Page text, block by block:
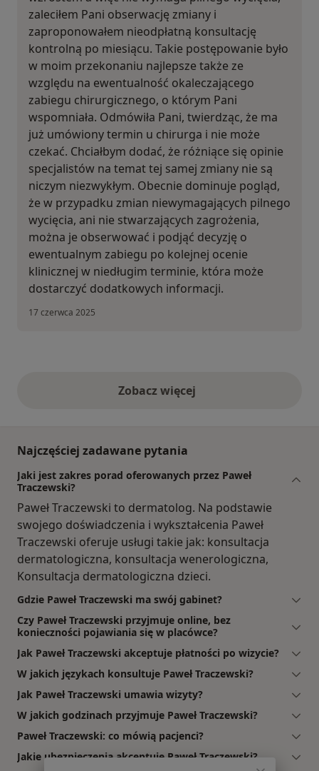
zaleciłem Pani obserwację zmiany i
zaproponowałem nieodpłatną konsultację
kontrolną po miesiącu. Takie postępowanie było
w moim przekonaniu najlepsze także ze
względu na ewentualność okaleczającego
zabiegu chirurgicznego, o którym Pani
wspomniała. Odmówiła Pani, twierdząc, że ma
już umówiony termin u chirurga i nie może
czekać. Chciałbym dodać, że różniące się opinie
specjalistów na temat tej samej zmiany nie są
niczym niezwykłym. Obecnie dominuje pogląd,
że w przypadku zmian niewymagających pilnego
wycięcia, ani nie stwarzających zagrożenia,
można je obserwować i podjąć decyzję o
ewentualnym zabiegu po kolejnej ocenie
klinicznej w niedługim terminie, która może
dostarczyć dodatkowych informacji.
17 czerwca 2025
Zobacz więcejopinie powyżej
Najczęściej zadawane pytania
Jaki jest zakres porad oferowanych przez Paweł
Traczewski?
Paweł Traczewski to dermatolog. Na podstawie
swojego doświadczenia i wykształcenia Paweł
Traczewski oferuje usługi takie jak: konsultacja
dermatologiczna, konsultacja wenerologiczna,
Konsultacja dermatologiczna dzieci.
Gdzie Paweł Traczewski ma swój gabinet?
Czy Paweł Traczewski przyjmuje online, bez
konieczności pojawiania się w placówce?
Jak Paweł Traczewski akceptuje płatności po wizycie?
W jakich językach konsultuje Paweł Traczewski?
Jak Paweł Traczewski umawia wizyty?
W jakich godzinach przyjmuje Paweł Traczewski?
Paweł Traczewski: co mówią pacjenci?
Jakie ubezpieczenia akceptuje Paweł Traczewski?